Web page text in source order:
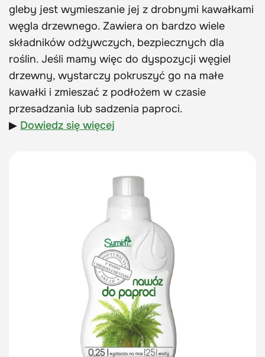
gleby jest wymieszanie jej z drobnymi kawałkami
węgla drzewnego. Zawiera on bardzo wiele
składników odżywczych, bezpiecznych dla
roślin. Jeśli mamy więc do dyspozycji węgiel
drzewny, wystarczy pokruszyć go na małe
kawałki i zmieszać z podłożem w czasie
przesadzania lub sadzenia paproci.
▶ Dowiedz się więcej